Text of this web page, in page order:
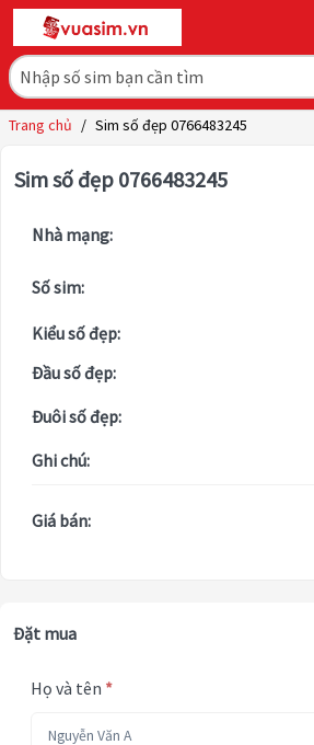
Trang chủ / Sim số đẹp 0766483245
Sim số đẹp 0766483245
Nhà mạng:
Số sim:
Kiểu số đẹp:
Đầu số đẹp:
Đuôi số đẹp:
Ghi chú:
Giá bán:
Đặt mua
Họ và tên *